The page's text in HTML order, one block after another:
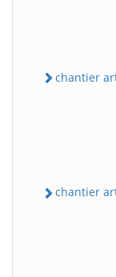
chantier
chantier